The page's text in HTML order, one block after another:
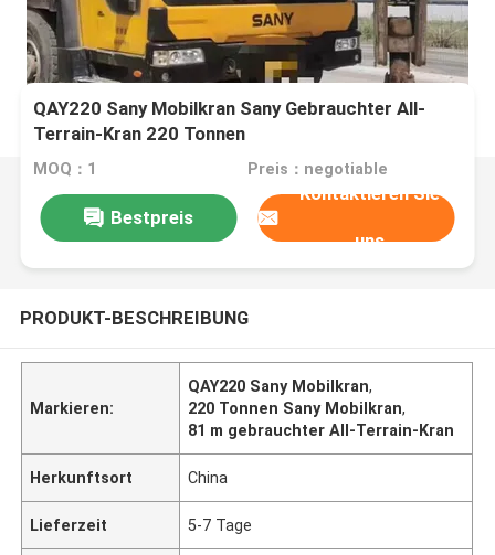
QAY220 Sany Mobilkran Sany Gebrauchter All-
Terrain-Kran 220 Tonnen
MOQ：1 Preis：negotiable
Bestpreis
Kontaktieren Sie
uns
PRODUKT-BESCHREIBUNG
Markieren:
QAY220 Sany Mobilkran,
220 Tonnen Sany Mobilkran,
81 m gebrauchter All-Terrain-Kran
Herkunftsort China
Lieferzeit 5-7 Tage